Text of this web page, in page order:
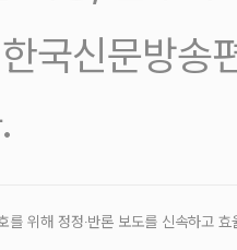
국신문방송
를 위해 정정‧반론 보도를 신속하고